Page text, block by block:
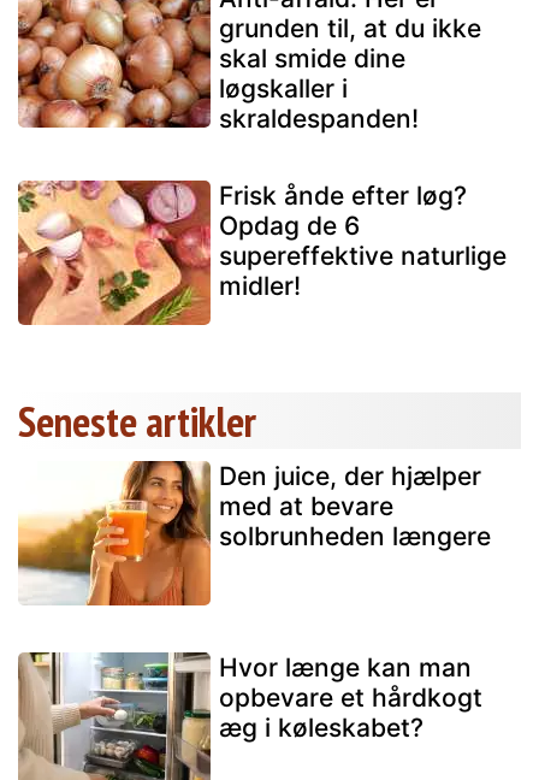
grunden til, at du ikke
skal smide dine
løgskaller i
skraldespanden!
Frisk ånde efter løg?
Opdag de 6
supereffektive naturlige
midler!
Seneste artikler
Den juice, der hjælper
med at bevare
solbrunheden længere
Hvor længe kan man
opbevare et hårdkogt
æg i køleskabet?